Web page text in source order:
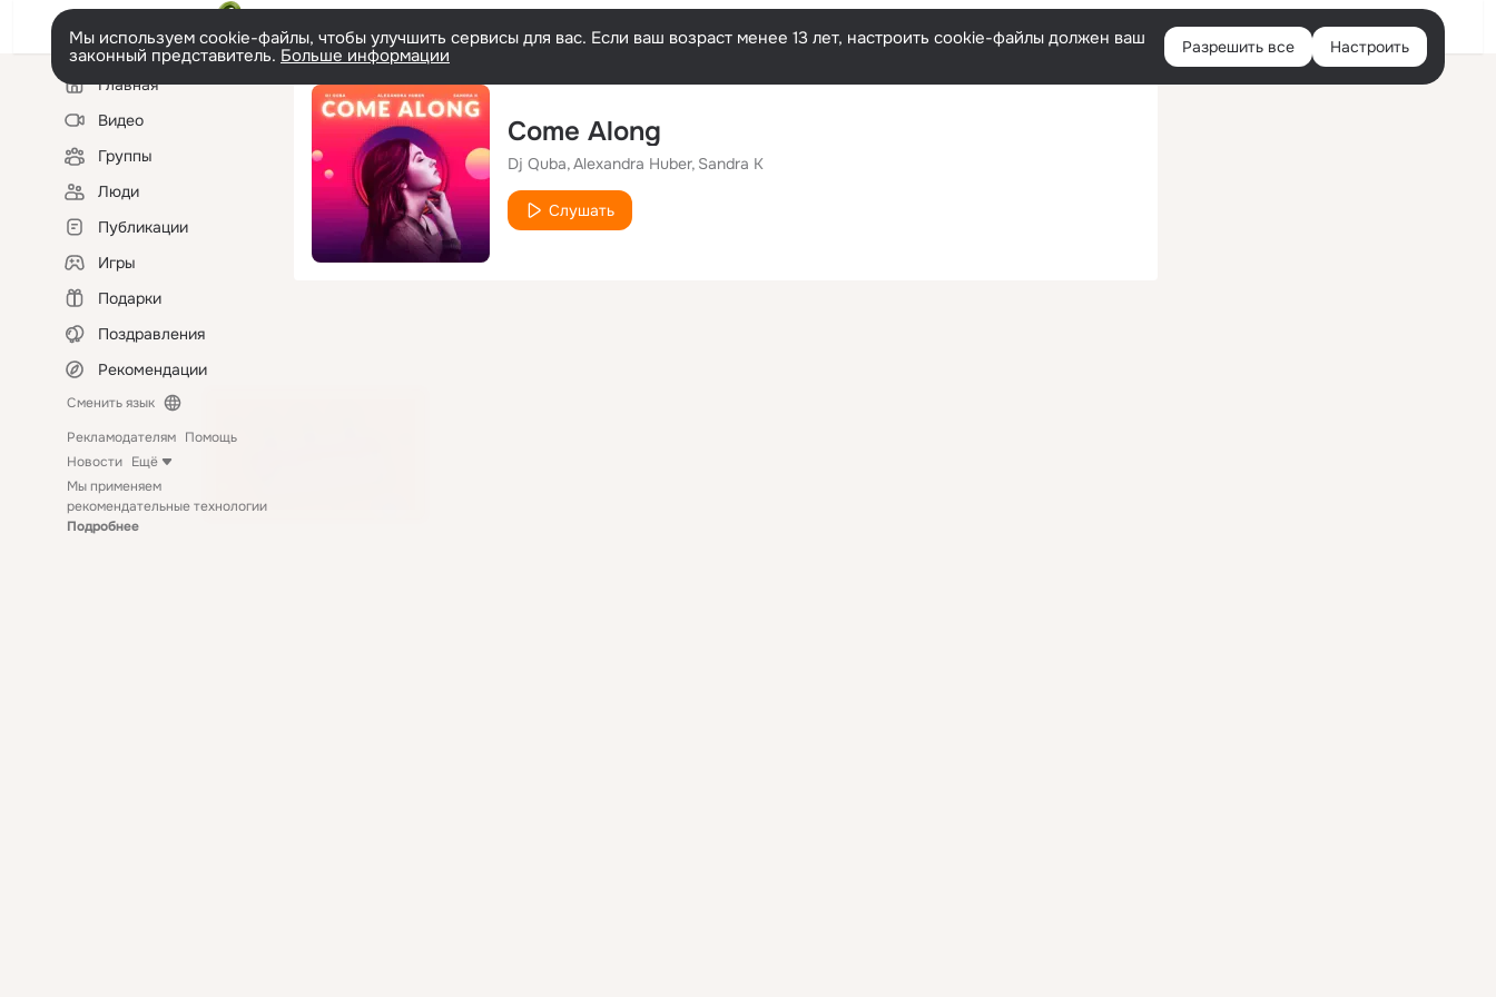
Войти
Мы используем cookie-файлы, чтобы улучшить сервисы для вас. Если ваш возраст менее 13 лет, настроить cookie-файлы должен ваш
законный представитель. Больше информации Разрешить все Настроить
Левая
колонкаГлавная
Видео
Группы
Люди
Публикации
Игры
Подарки
Поздравления
Рекомендации
Сменить язык
Рекламодателям Помощь
Новости Ещё
Мы применяем
рекомендательные технологии
Подробнее
Come Along
Dj Quba Alexandra Huber Sandra K
Слушать